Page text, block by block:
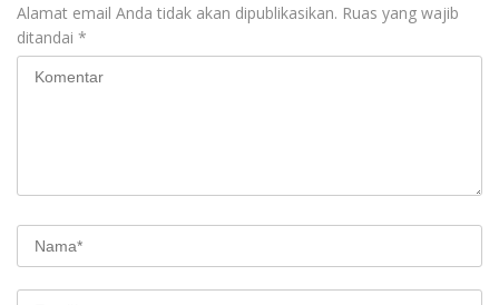
Alamat email Anda tidak akan dipublikasikan. Ruas yang wajib
ditandai *